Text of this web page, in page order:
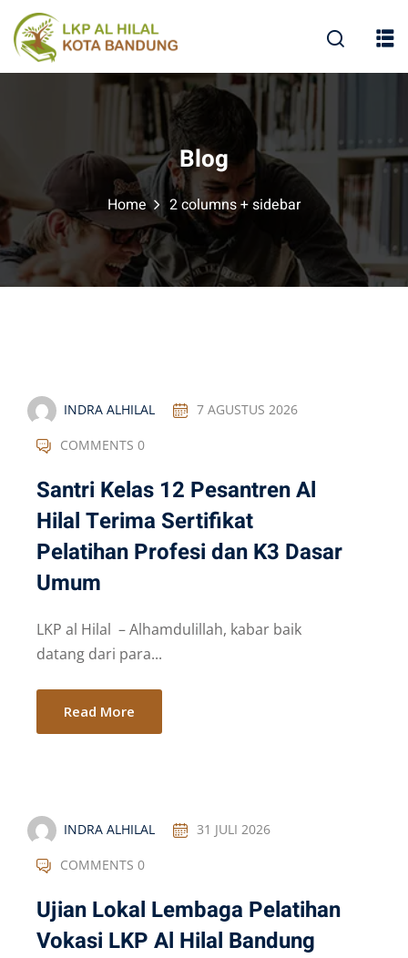
Blog
Home 2 columns + sidebar
INDRA ALHILAL 7 AGUSTUS 2026
COMMENTS 0
Santri Kelas 12 Pesantren Al
Hilal Terima Sertifikat
Pelatihan Profesi dan K3 Dasar
Umum
LKP al Hilal – Alhamdulillah, kabar baik
datang dari para...
Read More
INDRA ALHILAL 31 JULI 2026
COMMENTS 0
Ujian Lokal Lembaga Pelatihan
Vokasi LKP Al Hilal Bandung